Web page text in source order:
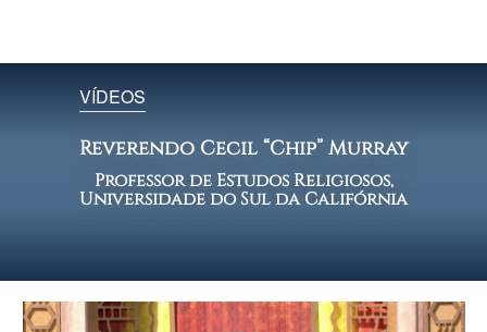
VÍDEOS
Reverendo Cecil “Chip” Murray
Professor de Estudos Religiosos,
Universidade do Sul da Califórnia